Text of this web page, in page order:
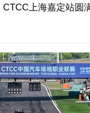
上海嘉定站圆